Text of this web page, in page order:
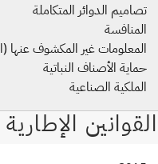
الدوائر المتكاملة
غير المكشوف عنها
الأصناف النباتية
الصناعية